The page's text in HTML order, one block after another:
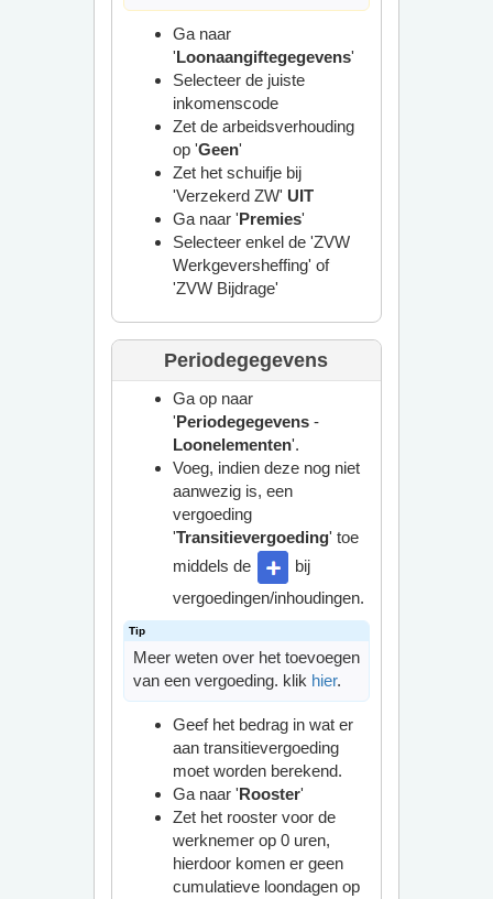
Ga naar
'Loonaangiftegegevens'
Selecteer de juiste
inkomenscode
Zet de arbeidsverhouding
op 'Geen'
Zet het schuifje bij
'Verzekerd ZW' UIT
Ga naar 'Premies'
Selecteer enkel de 'ZVW
Werkgeversheffing' of
'ZVW Bijdrage'
Periodegegevens
Ga op naar
'Periodegegevens-
Loonelementen'.
Voeg, indien deze nog niet
aanwezig is, een
vergoeding
'Transitievergoeding' toe
middels de
bij
vergoedingen/inhoudingen.
Meer weten over het toevoegen
van een vergoeding. klik hier.
Geef het bedrag in wat er
aan transitievergoeding
moet worden berekend.
Ga naar 'Rooster'
Zet het rooster voor de
werknemer op 0 uren,
hierdoor komen er geen
cumulatieve loondagen op